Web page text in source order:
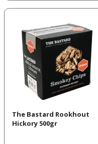
The Bastard Rookhout
Hickory 500gr